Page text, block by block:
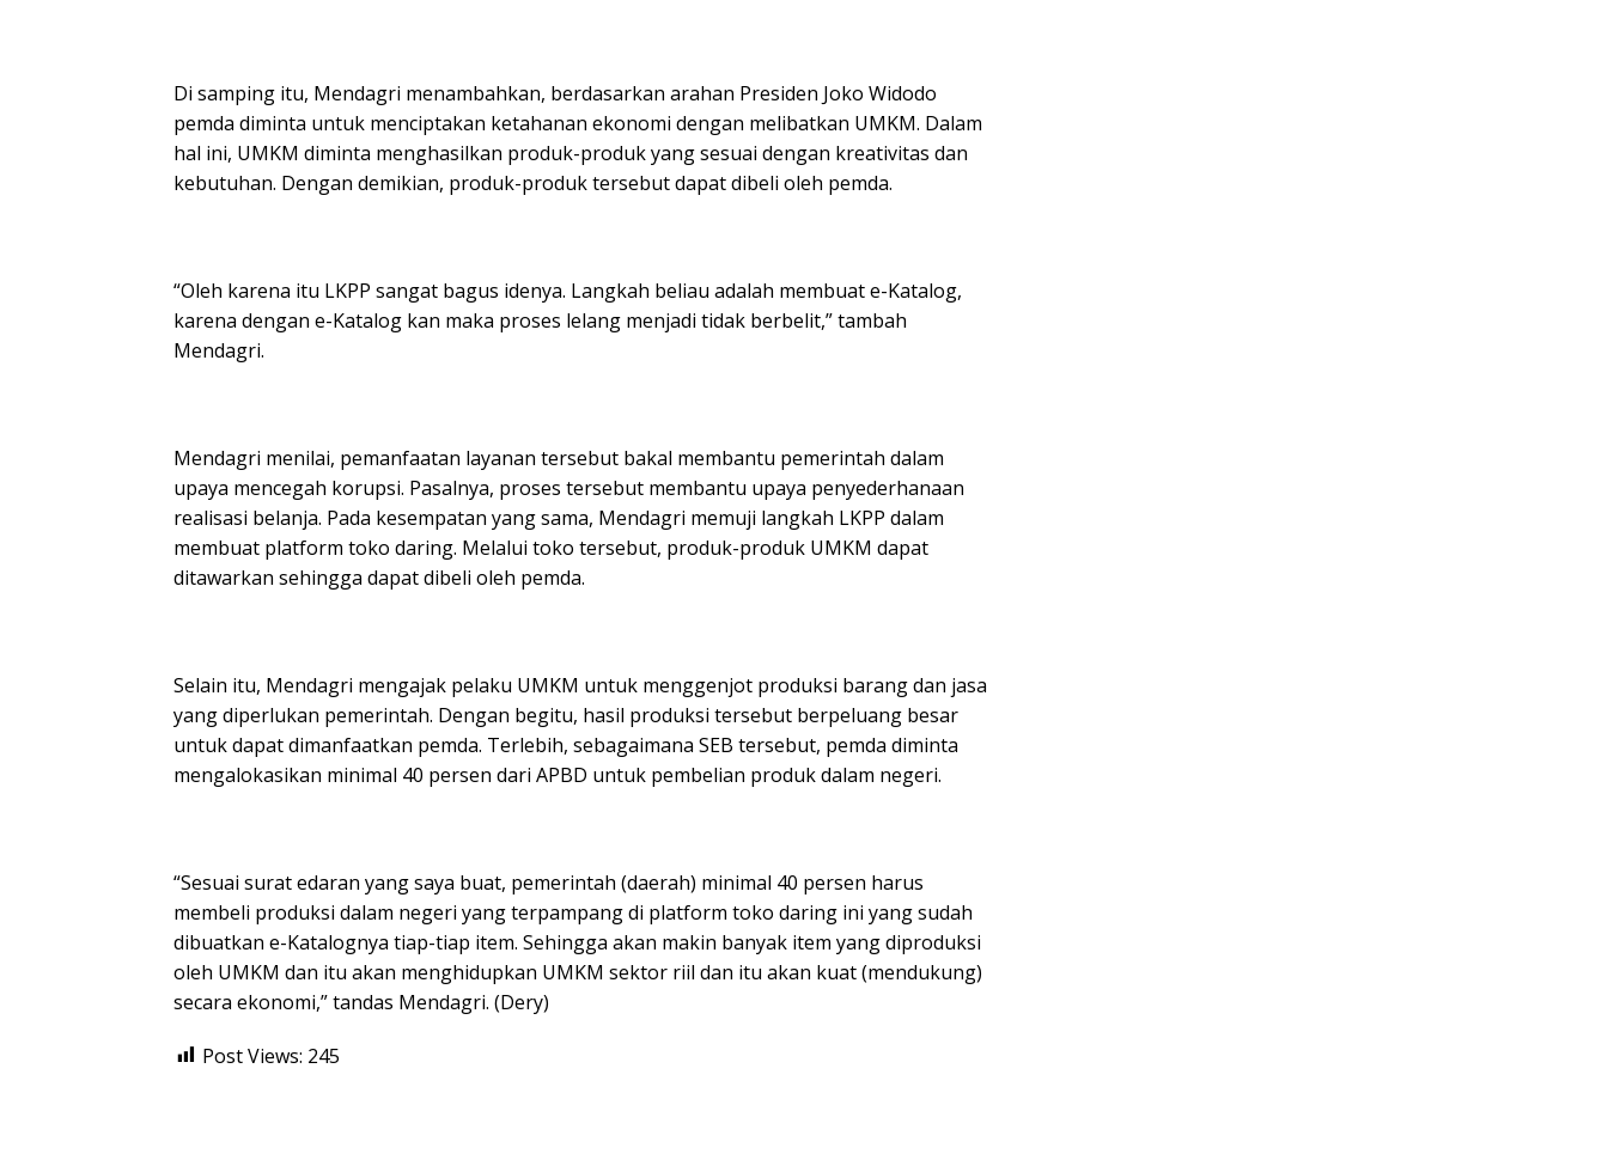
Di samping itu, Mendagri menambahkan, berdasarkan arahan Presiden Joko Widodo
pemda diminta untuk menciptakan ketahanan ekonomi dengan melibatkan UMKM. Dalam
hal ini, UMKM diminta menghasilkan produk-produk yang sesuai dengan kreativitas dan
kebutuhan. Dengan demikian, produk-produk tersebut dapat dibeli oleh pemda.
“Oleh karena itu LKPP sangat bagus idenya. Langkah beliau adalah membuat e-Katalog,
karena dengan e-Katalog kan maka proses lelang menjadi tidak berbelit,” tambah
Mendagri.
Mendagri menilai, pemanfaatan layanan tersebut bakal membantu pemerintah dalam
upaya mencegah korupsi. Pasalnya, proses tersebut membantu upaya penyederhanaan
realisasi belanja. Pada kesempatan yang sama, Mendagri memuji langkah LKPP dalam
membuat platform toko daring. Melalui toko tersebut, produk-produk UMKM dapat
ditawarkan sehingga dapat dibeli oleh pemda.
Selain itu, Mendagri mengajak pelaku UMKM untuk menggenjot produksi barang dan jasa
yang diperlukan pemerintah. Dengan begitu, hasil produksi tersebut berpeluang besar
untuk dapat dimanfaatkan pemda. Terlebih, sebagaimana SEB tersebut, pemda diminta
mengalokasikan minimal 40 persen dari APBD untuk pembelian produk dalam negeri.
“Sesuai surat edaran yang saya buat, pemerintah (daerah) minimal 40 persen harus
membeli produksi dalam negeri yang terpampang di platform toko daring ini yang sudah
dibuatkan e-Katalognya tiap-tiap item. Sehingga akan makin banyak item yang diproduksi
oleh UMKM dan itu akan menghidupkan UMKM sektor riil dan itu akan kuat (mendukung)
secara ekonomi,” tandas Mendagri. (Dery)
Post Views: 245